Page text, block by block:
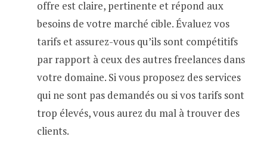
offre est claire, pertinente et répond aux
besoins de votre marché cible. Évaluez vos
tarifs et assurez-vous qu’ils sont compétitifs
par rapport à ceux des autres freelances dans
votre domaine. Si vous proposez des services
qui ne sont pas demandés ou si vos tarifs sont
trop élevés, vous aurez du mal à trouver des
clients.